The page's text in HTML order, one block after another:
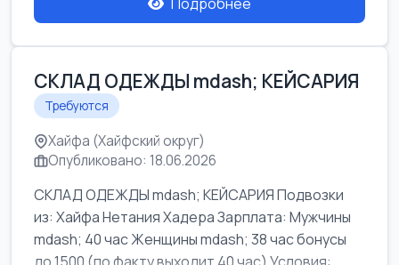
СКЛАД ОДЕЖДЫ mdash; КЕЙСАРИЯ
Требуются
Хайфа (Хайфский округ)
Опубликовано: 18.06.2026
СКЛАД ОДЕЖДЫ mdash; КЕЙСАРИЯ Подвозки
из: Хайфа Нетания Хадера Зарплата: Мужчины
mdash; 40 час Женщины mdash; 38 час бонусы